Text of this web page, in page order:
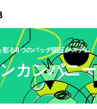
彩る9つのバッヂ認証システム
カンパニー